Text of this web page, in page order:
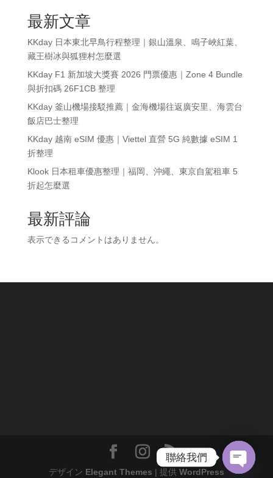
最新文章
KKday 日本東北早鳥行程整理｜銀山溫泉、鳴子峽紅葉、
藏王樹冰與狐狸村怎麼選
KKday F1 新加坡大獎賽 2026 門票優惠｜Zone 4 Bundle
與折扣碼 26F1CB 整理
KKday 釜山機場接駁推薦｜金海機場往返廣安里、海雲台
飯店巴士整理
KKday 越南 eSIM 優惠｜Viettel 直營 5G 純數據 eSIM 1
折整理
Klook 日本租車優惠整理｜福岡、沖繩、東京自駕租車 5
折起怎麼選
最新評論
表示できるコメントはありません。
デザイン Elegant Themes | 提供 WordPress
聯絡我們